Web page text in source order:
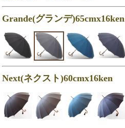
Grande(グランデ)65cmx16ken
Next(ネクスト)60cmx16ken